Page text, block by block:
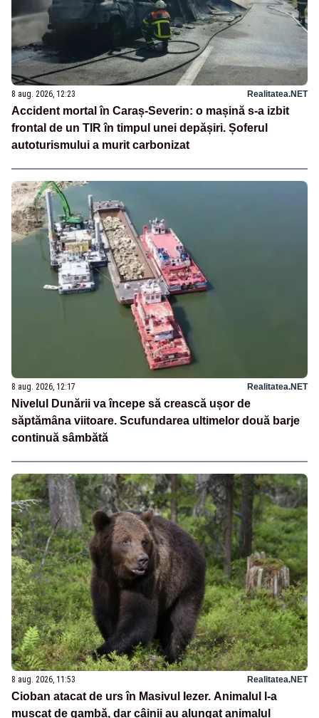
8 aug. 2026, 12:23 Realitatea.NET
Accident mortal în Caraș-Severin: o mașină s-a izbit
frontal de un TIR în timpul unei depășiri. Șoferul
autoturismului a murit carbonizat
8 aug. 2026, 12:17 Realitatea.NET
Nivelul Dunării va începe să crească ușor de
săptămâna viitoare. Scufundarea ultimelor două barje
continuă sâmbătă
8 aug. 2026, 11:53 Realitatea.NET
Cioban atacat de urs în Masivul Iezer. Animalul l-a
mușcat de gambă, dar câinii au alungat animalul